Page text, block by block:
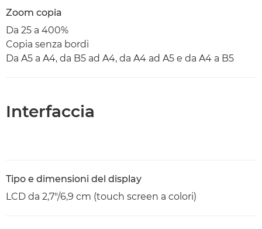
Zoom copia
Da 25 a 400%
Copia senza bordi
Da A5 a A4, da B5 ad A4, da A4 ad A5 e da A4 a B5
Interfaccia
Tipo e dimensioni del display
LCD da 2,7"/6,9 cm (touch screen a colori)